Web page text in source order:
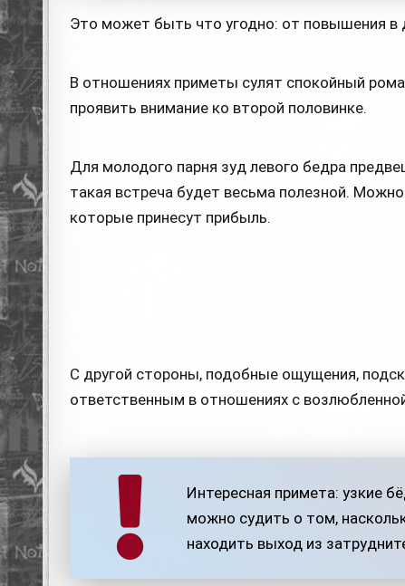
Это может быть что угодно: от повышения
В отношениях приметы сулят спокойный
проявить внимание ко второй половинке.
Для молодого парня зуд левого бедра
такая встреча будет весьма полезной.
которые принесут прибыль.
С другой стороны, подобные ощущения,
ответственным в отношениях с
Интересная примета: узкие
можно судить о том,
находить выход из